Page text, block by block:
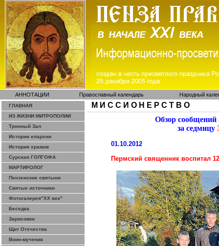
АННОТАЦИИ Православный календарь Народный
ГЛАВНАЯ
ИЗ ЖИЗНИ МИТРОПОЛИИ
Тронный Зал
История епархии
История храмов
Сурская ГОЛГОФА
МАРТИРОЛОГ
Пензенские святыни
Святые источники
Фотогалерея"ХХ век"
Беседка
Зарисовки
Щит Отечества
Воин-мученик
М И С С И О Н Е Р С Т В О
Обзор
за седмицу
01.10.2012
Пермский священник воспитал